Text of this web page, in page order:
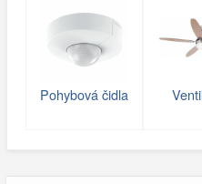
Pohybová čidla